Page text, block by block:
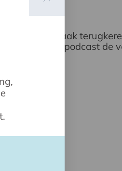
Dit is een vaak
podcast de